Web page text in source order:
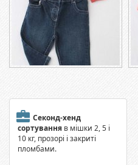
Секонд-хенд
сортування в мішки 2, 5 і
10 кг, прозорі і закриті
пломбами.